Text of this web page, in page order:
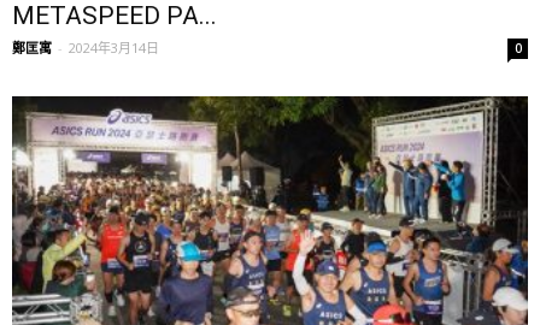
METASPEED PA...
鄭匡寓 - 2024年3月14日 0